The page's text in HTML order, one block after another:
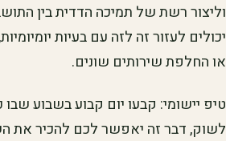
וליצור רשת של תמיכה הדדית בין
יכולים לעזור זה לזה עם בעיות
או החלפת שירותים שונים.
טיפ יישומי: קבעו יום קבוע בשבוע
לשוק, דבר זה יאפשר לכם להכיר את